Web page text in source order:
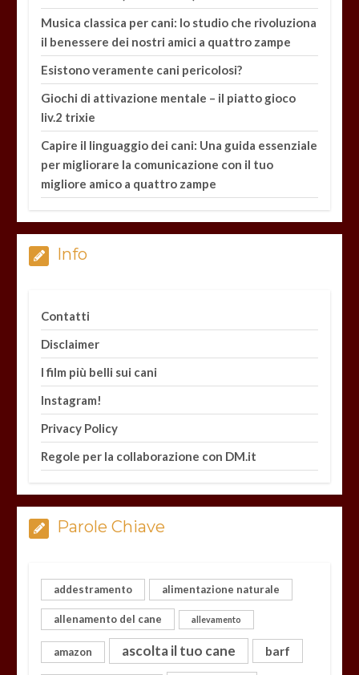
Musica classica per cani: lo studio che rivoluziona
il benessere dei nostri amici a quattro zampe
Esistono veramente cani pericolosi?
Giochi di attivazione mentale – il piatto gioco
liv.2 trixie
Capire il linguaggio dei cani: Una guida essenziale
per migliorare la comunicazione con il tuo
migliore amico a quattro zampe
Info
Contatti
Disclaimer
I film più belli sui cani
Instagram!
Privacy Policy
Regole per la collaborazione con DM.it
Parole Chiave
addestramento alimentazione naturale
allenamento del cane allevamento
amazon ascolta il tuo cane barf